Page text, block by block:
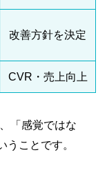
改善方針を決定
CVR・売上向上
「感覚ではな
うことです。